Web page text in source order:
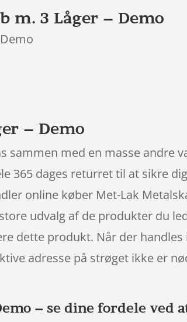
m. 3 Låger – Demo
– Demo
sammen med en masse andre
365 dages returret til at sikre
online køber Met-Lak
udvalg af de produkter du
dette produkt. Når der
adresse på strøget ikke er
– se dine fordele ved